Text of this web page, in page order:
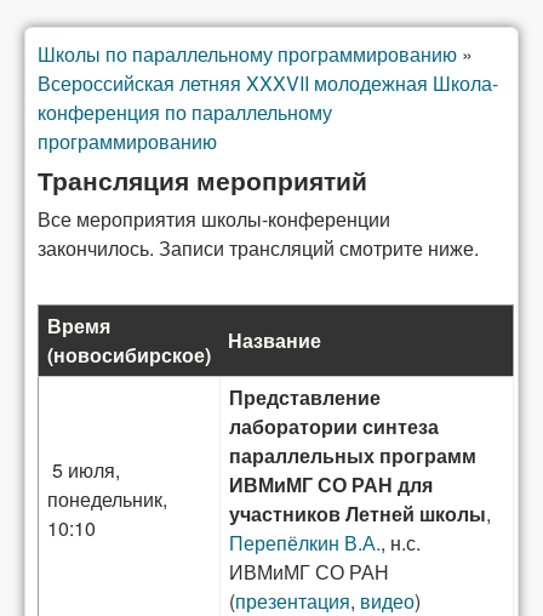
Вы здесь
Школы по параллельному программированию »
Всероссийская летняя XXXVII молодежная Школа-
конференция по параллельному
программированию
Трансляция мероприятий
Все мероприятия школы-конференции
закончилось. Записи трансляций смотрите ниже.
Время
(новосибирское)
Название
5 июля,
понедельник,
10:10
Представление
лаборатории синтеза
параллельных программ
ИВМиМГ СО РАН для
участников Летней школы,
Перепёлкин В.А., н.с.
ИВМиМГ СО РАН
(презентация, видео)